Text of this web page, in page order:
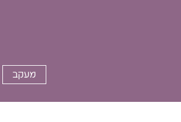
מעקב